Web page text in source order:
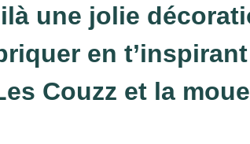
une jolie
en
Couzz et la